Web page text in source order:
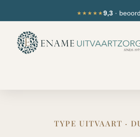
inhoud
naar
inhoud
★★★★★9,3·
TYPE UITVAART ·